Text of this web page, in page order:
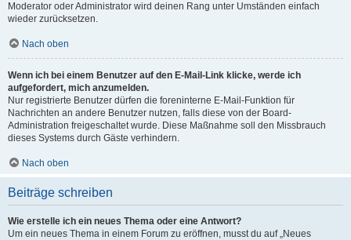
Moderator oder Administrator wird deinen Rang unter Umständen einfach
wieder zurücksetzen.
Nach oben
Wenn ich bei einem Benutzer auf den E-Mail-Link klicke, werde ich
aufgefordert, mich anzumelden.
Nur registrierte Benutzer dürfen die foreninterne E-Mail-Funktion für
Nachrichten an andere Benutzer nutzen, falls diese von der Board-
Administration freigeschaltet wurde. Diese Maßnahme soll den Missbrauch
dieses Systems durch Gäste verhindern.
Nach oben
Beiträge schreiben
Wie erstelle ich ein neues Thema oder eine Antwort?
Um ein neues Thema in einem Forum zu eröffnen, musst du auf „Neues